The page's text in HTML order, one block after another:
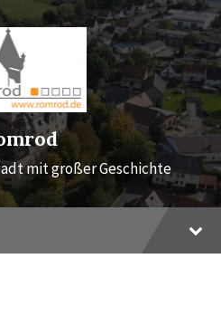
mit großer Geschichte